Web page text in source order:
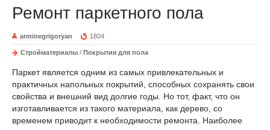
Ремонт паркетного пола
arminegrigoryan 1804
Стройматериалы / Покрытия для пола
Паркет является одним из самых привлекательных и
практичных напольных покрытий, способных сохранять свои
свойства и внешний вид долгие годы. Но тот, факт, что он
изготавливается из такого материала, как дерево, со
временем приводит к необходимости ремонта. Наиболее